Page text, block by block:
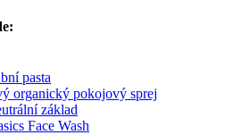
pasta
organický pokojový sprej
základ
Face Wash